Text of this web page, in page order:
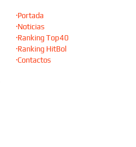
·Portada
·Noticias
·Ranking Top40
·Ranking HitBol
·Contactos